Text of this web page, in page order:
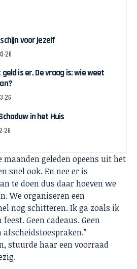
voor jezelf
26
geld is er. De vraag is: wie weet
26
in het Huis
26
maanden geleden opeens uit het
snel ook. En nee er is
te doen dus daar hoeven we
We organiseren een
nog schitteren. Ik ga zoals ik
Geen cadeaus. Geen
afscheidstoespraken.”
stuurde haar een voorraad